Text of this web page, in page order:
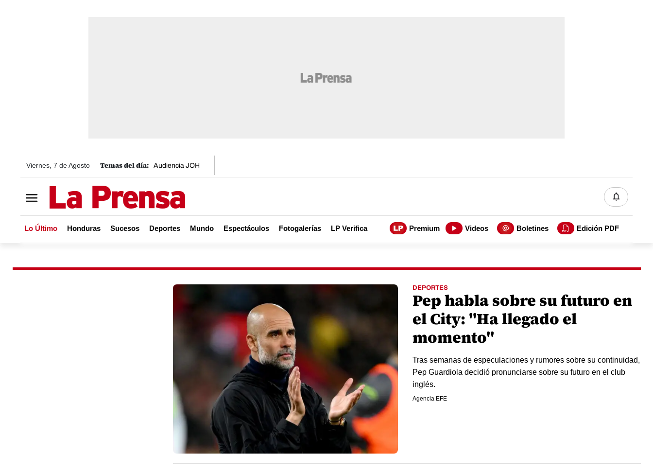
Viernes, 7 de Agosto Audiencia JOH
Lo Último Honduras Sucesos Deportes Mundo Espectáculos Fotogalerías LP Verifica Premium Videos Boletines Edición PDF
DEPORTES
Pep habla sobre su futuro en
el City: "Ha llegado el
momento"
Tras semanas de especulaciones y rumores sobre su continuidad,
Pep Guardiola decidió pronunciarse sobre su futuro en el club
inglés.
Agencia EFE